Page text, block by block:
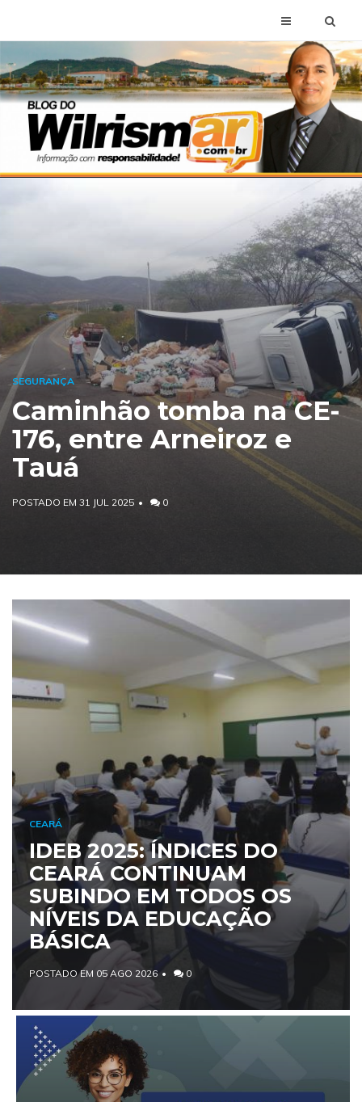
SEGURANÇA
Caminhão tomba na CE-
176, entre Arneiroz e
Tauá
POSTADO EM 31 JUL 2025 0
CEARÁ
IDEB 2025: ÍNDICES DO
CEARÁ CONTINUAM
SUBINDO EM TODOS OS
NÍVEIS DA EDUCAÇÃO
BÁSICA
POSTADO EM 05 AGO 2026 0